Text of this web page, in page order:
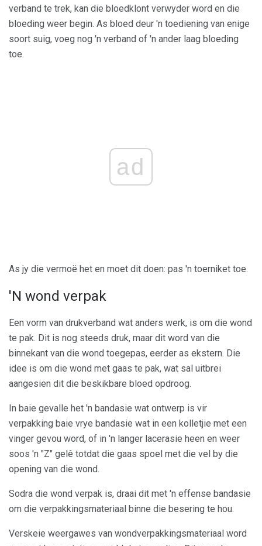
verband te trek, kan die bloedklont verwyder word en die
bloeding weer begin. As bloed deur 'n toediening van enige
soort suig, voeg nog 'n verband of 'n ander laag bloeding
toe.
ad
As jy die vermoë het en moet dit doen: pas 'n toerniket toe.
'N wond verpak
Een vorm van drukverband wat anders werk, is om die wond
te pak. Dit is nog steeds druk, maar dit word van die
binnekant van die wond toegepas, eerder as ekstern. Die
idee is om die wond met gaas te pak, wat sal uitbrei
aangesien dit die beskikbare bloed opdroog.
In baie gevalle het 'n bandasie wat ontwerp is vir
verpakking baie vrye bandasie wat in een kolletjie met een
vinger gevou word, of in 'n langer lacerasie heen en weer
soos 'n "Z" gelê totdat die gaas spoel met die vel by die
opening van die wond.
Sodra die wond verpak is, draai dit met 'n effense bandasie
om die verpakkingsmateriaal binne die besering te hou.
Verskeie weergawes van wondverpakkingsmateriaal word